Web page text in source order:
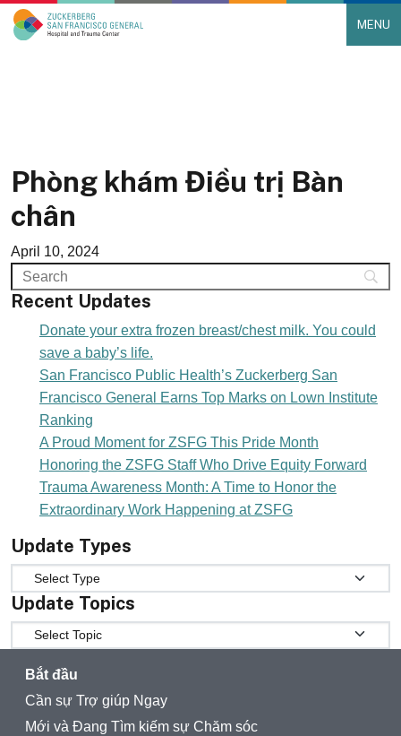
Main Navigation MENU
Phòng khám Điều trị Bàn
chân
April 10, 2024
Recent Updates
Donate your extra frozen breast/chest milk. You could
save a baby’s life.
San Francisco Public Health’s Zuckerberg San
Francisco General Earns Top Marks on Lown Institute
Ranking
A Proud Moment for ZSFG This Pride Month
Honoring the ZSFG Staff Who Drive Equity Forward
Trauma Awareness Month: A Time to Honor the
Extraordinary Work Happening at ZSFG
Update Types
Update Types
Update Topics
Update Topics
Bắt đầu
Cần sự Trợ giúp Ngay
Mới và Đang Tìm kiếm sự Chăm sóc